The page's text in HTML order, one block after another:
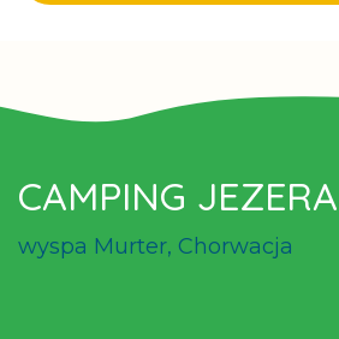
CAMPING
wyspa Murter, Chorwacja